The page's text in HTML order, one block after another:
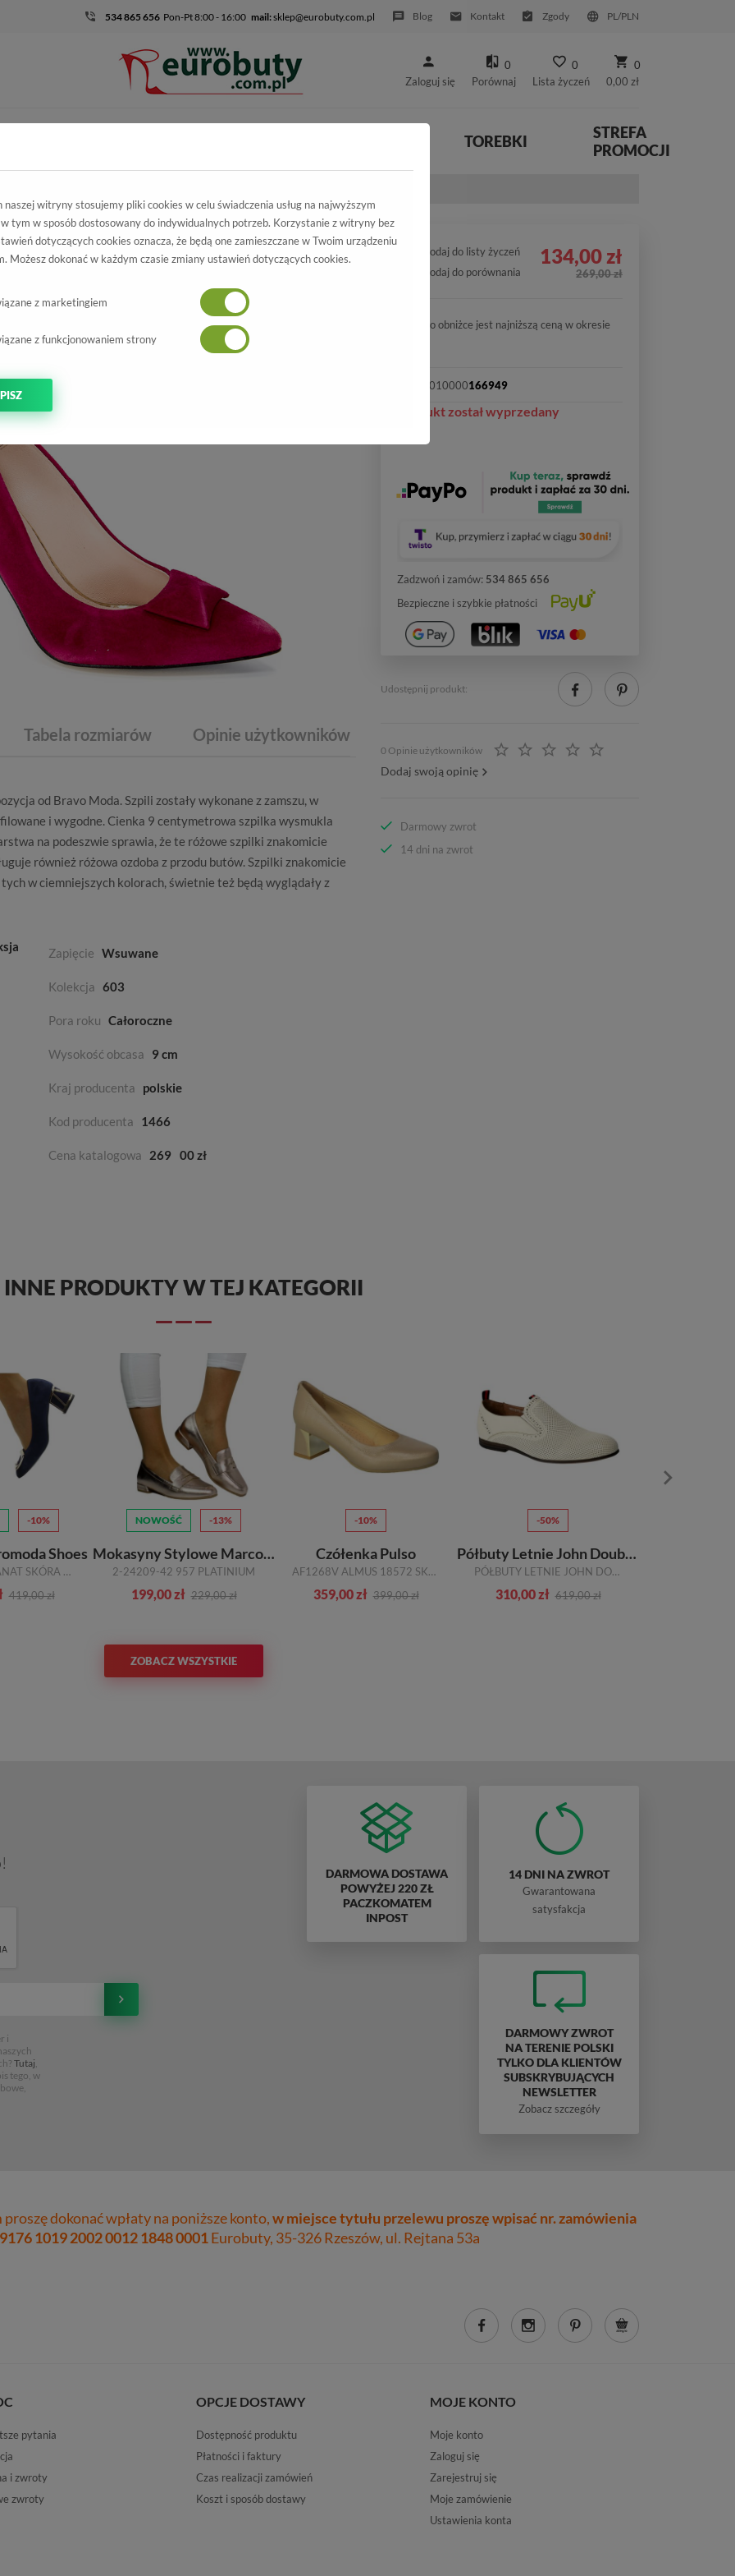
534 865 656 Pon-Pt 8:00 - 16:00 mail:sklep@eurobuty.com.pl Blog Kontakt Zgody PL/PLN
Zaloguj się
0
Porównaj
0
Lista życzeń
0
0,00 zł
TOREBKI
STREFA
PROMOCJI
Bravo Moda
Fuksja zamsz
-50%
Tabela rozmiarów Opinie użytkowników
od Bravo Moda. Szpili zostały wykonane z zamszu, w
i wygodne. Cienka 9 centymetrowa szpilka wysmukla
na podeszwie sprawia, że te różowe szpilki znakomicie
również różowa ozdoba z przodu butów. Szpilki znakomicie
w ciemniejszych kolorach, świetnie też będą wyglądały z
Zapięcie Wsuwane
Kolekcja 603
Pora roku Całoroczne
Wysokość obcasa 9 cm
Kraj producenta polskie
Kod producenta 1466
Cena katalogowa 269 00 zł
Dodaj do listy życzeń
Dodaj do porównania
134,00 zł
269,00 zł
Cena po obniżce jest najniższą ceną w okresie
2010000166949
Produkt został wyprzedany
Zadzwoń i zamów: 534 865 656
Bezpieczne i szybkie płatności
Udostępnij produkt:
0 Opinie użytkowników
Dodaj swoją opinię
Darmowy zwrot
14 dni na zwrot
INNE PRODUKTY W TEJ KATEGORII
-10%
Shoes
TMX1660 GRANAT SKÓRA NATURALNA
419,00 zł
NOWOŚĆ -13%
Mokasyny Stylowe Marco Tozzi
2-24209-42 957 PLATINIUM
199,00 zł 229,00 zł
-10%
Czółenka Pulso
AF1268V ALMUS 18572 SKÓRA NATURALNA
359,00 zł 399,00 zł
-50%
Półbuty Letnie John Doubare VS015155-061D24 Beige White Skóra TN
PÓŁBUTY LETNIE JOHN DOUBARE VS015155-061D24 BEIGE WHITE SKÓRA TN
310,00 zł 619,00 zł
ZOBACZ WSZYSTKIE
i
Tutaj,
tego, w
DARMOWA DOSTAWA
POWYŻEJ 220 ZŁ
PACZKOMATEM
INPOST
14 DNI NA ZWROT
Gwarantowana
satysfakcja
DARMOWY ZWROT
NA TERENIE POLSKI
TYLKO DLA KLIENTÓW
SUBSKRYBUJĄCYCH
NEWSLETTER
Zobacz szczegóły
dokonać wpłaty na poniższe konto,w miejsce tytułu przelewu proszę wpisać nr. zamówienia
1019 2002 0012 1848 0001Eurobuty, 35-326 Rzeszów, ul. Rejtana 53a
pytania
i zwroty
zwroty
OPCJE DOSTAWY
Dostępność produktu
Płatności i faktury
Czas realizacji zamówień
Koszt i sposób dostawy
MOJE KONTO
Moje konto
Zaloguj się
Zarejestruj się
Moje zamówienie
Ustawienia konta
naszej witryny stosujemy pliki cookies w celu świadczenia usług na najwyższym
tym w sposób dostosowany do indywidualnych potrzeb. Korzystanie z witryny bez
dotyczących cookies oznacza, że będą one zamieszczane w Twoim urządzeniu
Możesz dokonać w każdym czasie zmiany ustawień dotyczących cookies.
z marketingiem
z funkcjonowaniem strony